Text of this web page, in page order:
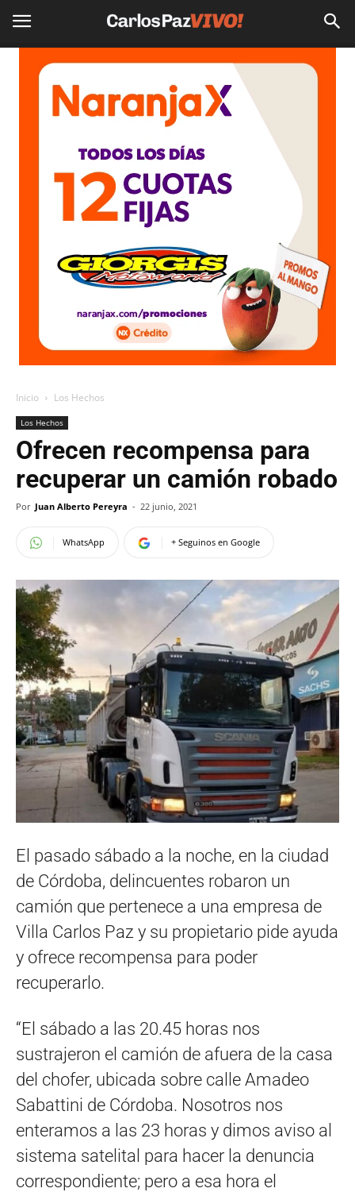
Inicio Los Hechos
Los Hechos
Ofrecen recompensa para
recuperar un camión robado
Por Juan Alberto Pereyra - 22 junio, 2021
WhatsApp + Seguinos en Google
El pasado sábado a la noche, en la ciudad
de Córdoba, delincuentes robaron un
camión que pertenece a una empresa de
Villa Carlos Paz y su propietario pide ayuda
y ofrece recompensa para poder
recuperarlo.
“El sábado a las 20.45 horas nos
sustrajeron el camión de afuera de la casa
del chofer, ubicada sobre calle Amadeo
Sabattini de Córdoba. Nosotros nos
enteramos a las 23 horas y dimos aviso al
sistema satelital para hacer la denuncia
correspondiente; pero a esa hora el